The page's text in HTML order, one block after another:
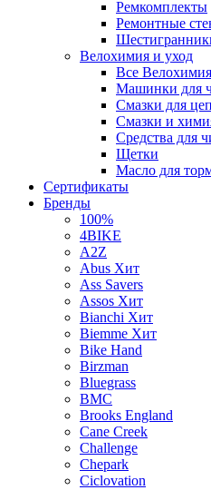
Ремкомплекты
Ремонтные
Велохимия и уход
Все
Машинки для
Смазки для
Смазки и
Средства для
Щетки
Масло для
Сертификаты
Бренды
100%
4BIKE
A2Z
Abus Хит
Ass Savers
Assos Хит
Bianchi Хит
Biemme Хит
Bike Hand
Birzman
Bluegrass
BMC
Brooks England
Cane Creek
Challenge
Chepark
Ciclovation